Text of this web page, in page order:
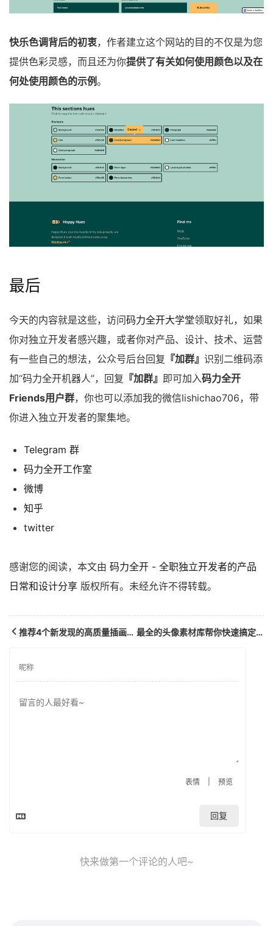
快乐色调背后的初衷，作者建立这个网站的目的不仅是为您
提供色彩灵感，而且还为你提供了有关如何使用颜色以及在
何处使用颜色的示例。
最后
今天的内容就是这些，访问码力全开大学堂领取好礼，如果
你对独立开发者感兴趣，或者你对产品、设计、技术、运营
有一些自己的想法，公众号后台回复 『加群』 识别二维码添
加“码力全开机器人”，回复 『加群』 即可加入码力全开
Friends用户群，你也可以添加我的微信lishichao706，带
你进入独立开发者的聚集地。
Telegram 群
码力全开工作室
微博
知乎
twitter
感谢您的阅读，本文由 码力全开 - 全职独立开发者的产品
日常和设计分享 版权所有。未经允许不得转载。
推荐4个新发现的高质量插画素材 最全的头像素材库帮你快速搞定一个酷酷的头像
表情 预览
回复
快来做第一个评论的人吧~